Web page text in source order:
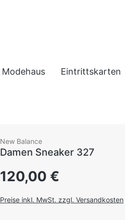
Modehaus Eintrittskarten
New Balance
Damen Sneaker 327
Regulärer Preis:
120,00 €
Preise inkl. MwSt. zzgl. Versandkosten